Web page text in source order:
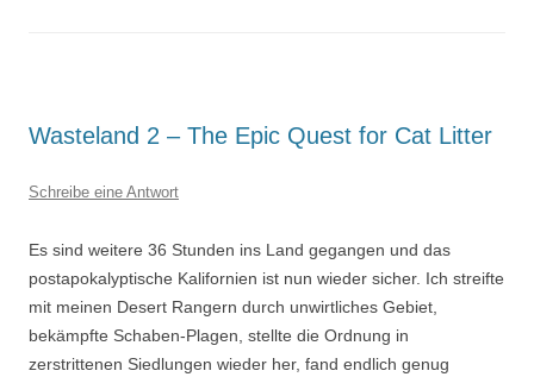
Wasteland 2 – The Epic Quest for Cat Litter
Schreibe eine Antwort
Es sind weitere 36 Stunden ins Land gegangen und das
postapokalyptische Kalifornien ist nun wieder sicher. Ich streifte
mit meinen Desert Rangern durch unwirtliches Gebiet,
bekämpfte Schaben-Plagen, stellte die Ordnung in
zerstrittenen Siedlungen wieder her, fand endlich genug